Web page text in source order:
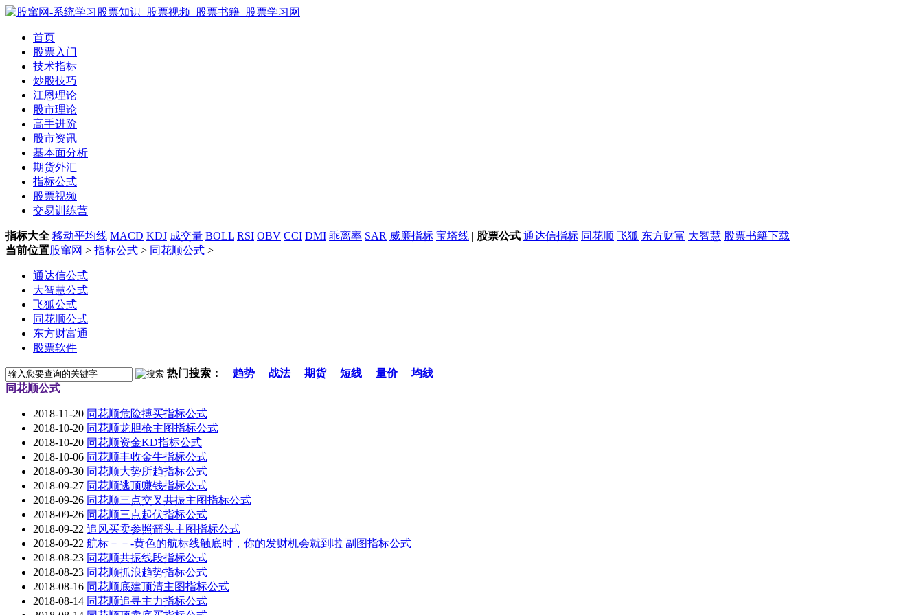
首页
股票入门
技术指标
炒股技巧
江恩理论
股市理论
高手进阶
股市资讯
基本面分析
期货外汇
指标公式
股票视频
交易训练营
指标大全 移动平均线 MACD KDJ 成交量 BOLL RSI OBV CCI DMI 乖离率 SAR 威廉指标 宝塔线 | 股票公式 通达信指标 同花顺 飞狐 东方财富 大智慧 股票书籍下载
当前位置股窜网 > 指标公式 > 同花顺公式 >
通达信公式
大智慧公式
飞狐公式
同花顺公式
东方财富通
股票软件
热门搜索： 趋势 战法 期货 短线 量价
均线
同花顺公式
2018-11-20 同花顺危险搏买指标公式
2018-10-20 同花顺龙胆枪主图指标公式
2018-10-20 同花顺资金KD指标公式
2018-10-06 同花顺丰收金牛指标公式
2018-09-30 同花顺大势所趋指标公式
2018-09-27 同花顺逃顶赚钱指标公式
2018-09-26 同花顺三点交叉共振主图指标公式
2018-09-26 同花顺三点起伏指标公式
2018-09-22 追风买卖参照箭头主图指标公式
2018-09-22 航标－－-黄色的航标线触底时，你的发财机会就到啦 副图指标公式
2018-08-23 同花顺共振线段指标公式
2018-08-23 同花顺抓浪趋势指标公式
2018-08-16 同花顺底建顶清主图指标公式
2018-08-14 同花顺追寻主力指标公式